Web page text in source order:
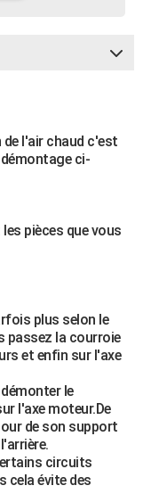
l'air chaud c'est
ci-
pièces que vous
plus selon le
passez la courroie
et enfin sur l'axe
le
l'axe moteur.De
de son support
circuits
cela évite des